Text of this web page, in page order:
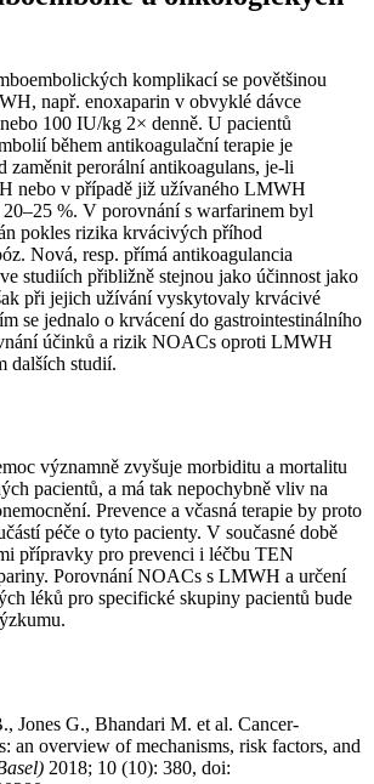
komplikací se povětšinou
např. enoxaparin v obvyklé dávce
100 IU⁠/⁠kg 2× denně. U pacientů
během antikoagulační terapie je
zaměnit perorální antikoagulans, je-li
nebo v případě již užívaného LMWH
%. V porovnání s warfarinem byl
pokles rizika krvácivých příhod
Nová, resp. přímá antikoagulancia
studiích přibližně stejnou jako účinnost jako
při jejich užívání vyskytovaly krvácivé
se jednalo o krvácení do gastrointestinálního
účinků a rizik NOACs oproti LMWH
dalších studií.
významně zvyšuje morbiditu a mortalitu
pacientů, a má tak nepochybně vliv na
Prevence a včasná terapie by proto
péče o tyto pacienty. V současné době
přípravky pro prevenci i léčbu TEN
Porovnání NOACs s LMWH a určení
léků pro specifické skupiny pacientů bude
Jones G., Bhandari M. et al. Cancer-
an overview of mechanisms, risk factors, and
2018; 10 (10): 380, doi: